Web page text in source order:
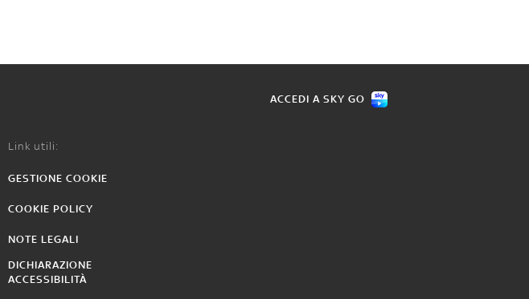
ACCEDI A SKY GO
Link utili:
GESTIONE COOKIE
COOKIE POLICY
NOTE LEGALI
DICHIARAZIONE
ACCESSIBILITÀ